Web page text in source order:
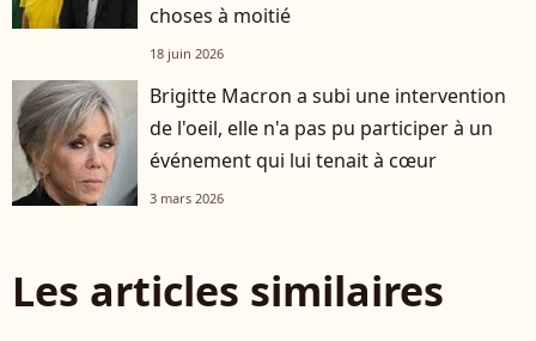
choses à moitié
18 juin 2026
Brigitte Macron a subi une intervention
de l'oeil, elle n'a pas pu participer à un
événement qui lui tenait à cœur
3 mars 2026
Les articles similaires